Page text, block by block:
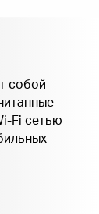
собой
Fi сетью